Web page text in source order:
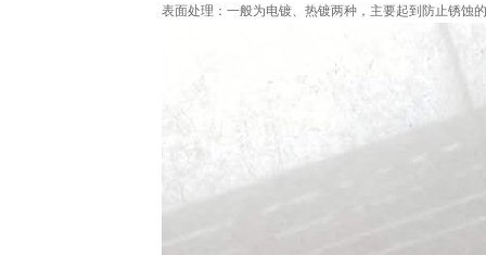
表面处理：一般为电镀、热镀两种，主要起到防止锈蚀